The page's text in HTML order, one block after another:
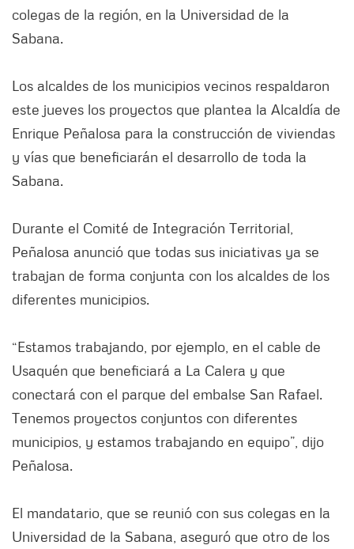
colegas de la región, en la Universidad de la
Sabana.
Los alcaldes de los municipios vecinos respaldaron
este jueves los proyectos que plantea la Alcaldía de
Enrique Peñalosa para la construcción de viviendas
y vías que beneficiarán el desarrollo de toda la
Sabana.
Durante el Comité de Integración Territorial,
Peñalosa anunció que todas sus iniciativas ya se
trabajan de forma conjunta con los alcaldes de los
diferentes municipios.
“Estamos trabajando, por ejemplo, en el cable de
Usaquén que beneficiará a La Calera y que
conectará con el parque del embalse San Rafael.
Tenemos proyectos conjuntos con diferentes
municipios, y estamos trabajando en equipo”, dijo
Peñalosa.
El mandatario, que se reunió con sus colegas en la
Universidad de la Sabana, aseguró que otro de los